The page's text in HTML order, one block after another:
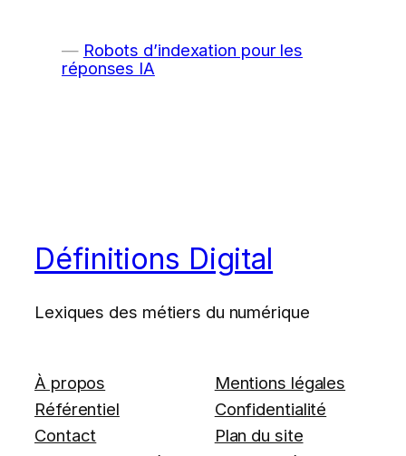
Robots d’indexation pour les
réponses IA
Définitions Digital
Lexiques des métiers du numérique
À propos
Référentiel
Contact
Mentions légales
Confidentialité
Plan du site